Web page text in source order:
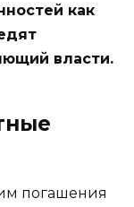
как
власти.
погашения